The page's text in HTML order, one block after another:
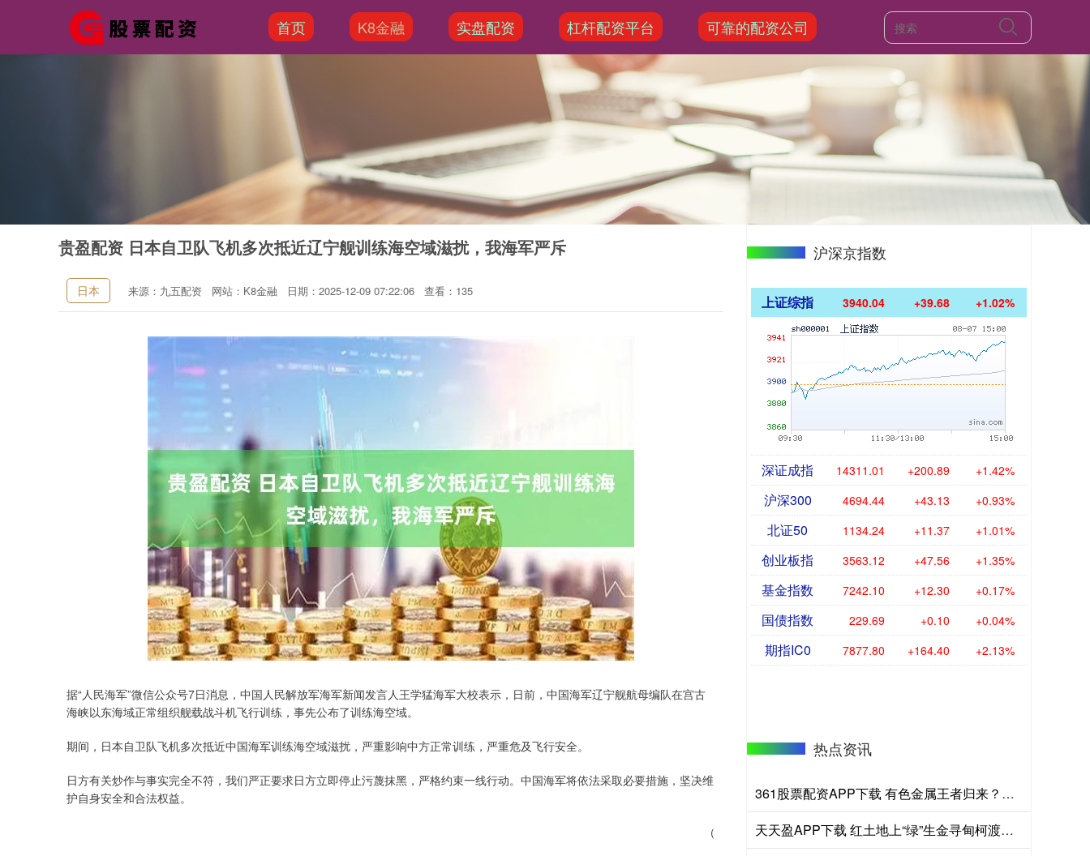
首页 K8金融 实盘配资 杠杆配资平台 可靠的配资公司
贵盈配资 日本自卫队飞机多次抵近辽宁舰训练海空域滋扰，我海军严斥
日本 来源：九五配资 网站：K8金融 日期：2025-12-09 07:22:06 查看：135
据“人民海军”微信公众号7日消息，中国人民解放军海军新闻发言人王学猛海军大校表示，日前，中国海军辽宁舰航母编队在宫古
海峡以东海域正常组织舰载战斗机飞行训练，事先公布了训练海空域。
期间，日本自卫队飞机多次抵近中国海军训练海空域滋扰，严重影响中方正常训练，严重危及飞行安全。
日方有关炒作与事实完全不符，我们严正要求日方立即停止污蔑抹黑，严格约束一线行动。中国海军将依法采取必要措施，坚决维
护自身安全和合法权益。
（
沪深京指数
上证综指 3940.04 +39.68 +1.02%
深证成指 14311.01 +200.89 +1.42%
沪深300 4694.44 +43.13 +0.93%
北证50 1134.24 +11.37 +1.01%
创业板指 3563.12 +47.56 +1.35%
基金指数 7242.10 +12.30 +0.17%
国债指数 229.69 +0.10 +0.04%
期指IC0 7877.80 +164.40 +2.13%
热点资讯
361股票配资APP下载 有色金属王者归来？现货黄金冲击4300美元！云南锗业三连板，华宝基金有色ETF（159876）盘中拉升2.45%
天天盈APP下载 红土地上“绿”生金寻甸柯渡夏季乡村游升温